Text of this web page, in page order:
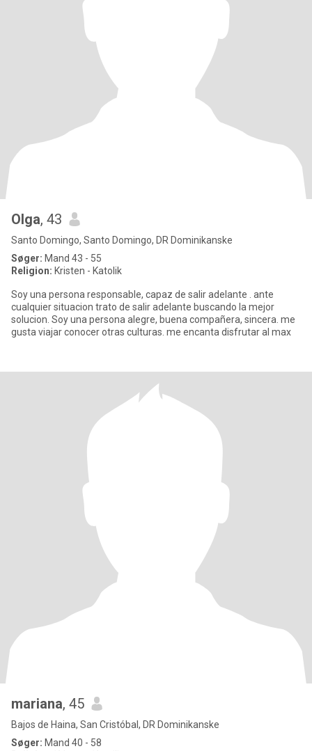
Olga, 43
Santo Domingo, Santo Domingo, DR Dominikanske
Søger: Mand 43 - 55
Religion: Kristen - Katolik
Soy una persona responsable, capaz de salir adelante . ante
cualquier situacion trato de salir adelante buscando la mejor
solucion. Soy una persona alegre, buena compañera, sincera. me
gusta viajar conocer otras culturas. me encanta disfrutar al max
mariana, 45
Bajos de Haina, San Cristóbal, DR Dominikanske
Søger: Mand 40 - 58